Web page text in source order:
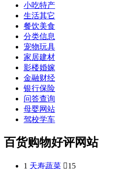
小吃特产
生活其它
餐饮美食
分类信息
宠物玩具
家居建材
影楼婚嫁
金融财经
银行保险
问答查询
母婴网站
驾校学车
百货购物好评网站
1 天寿蔬菜 15